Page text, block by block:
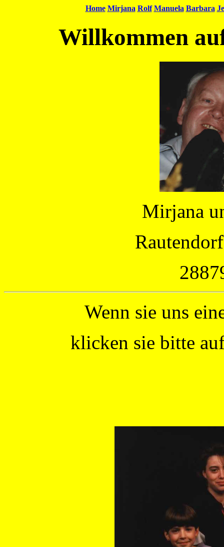
Home Mirjana Rolf Manuela Barbara
Willkommen
Mirjana
Wenn sie uns
klicken sie bitte